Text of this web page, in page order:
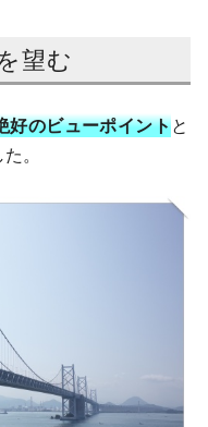
望む
好のビューポイントと
。